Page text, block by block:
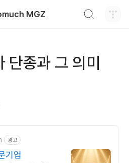
MGZ
단종과 그 의미
광고
기업